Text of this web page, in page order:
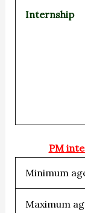
Internship
PM
Minimum
Maximum